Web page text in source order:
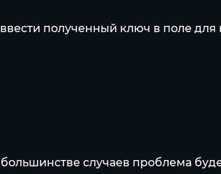
полученный ключ в поле для
случаев проблема